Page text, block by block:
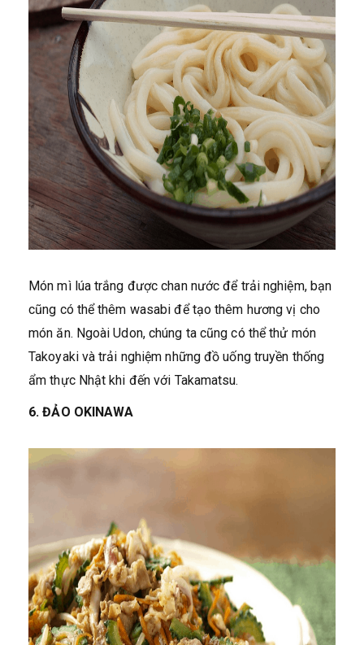
Món mì lúa trắng được chan nước để trải nghiệm, bạn
cũng có thể thêm wasabi để tạo thêm hương vị cho
món ăn. Ngoài Udon, chúng ta cũng có thể thử món
Takoyaki và trải nghiệm những đồ uống truyền thống
ẩm thực Nhật khi đến với Takamatsu.
6. ĐẢO OKINAWA